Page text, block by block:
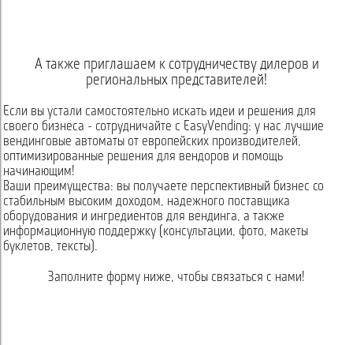
А также приглашаем к сотрудничеству дилеров и
региональных представителей!
Если вы устали самостоятельно искать идеи и решения для
своего бизнеса - сотрудничайте с EasyVending: у нас лучшие
вендинговые автоматы от европейских производителей,
оптимизированные решения для вендоров и помощь
начинающим!
Ваши преимущества: вы получаете перспективный бизнес со
стабильным высоким доходом, надежного поставщика
оборудования и ингредиентов для вендинга, а также
информационную поддержку (консультации, фото, макеты
буклетов, тексты).
Заполните форму ниже, чтобы связаться с нами!